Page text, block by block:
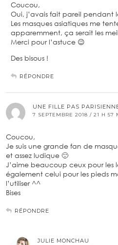
Coucou,
Oui, j’avais fait pareil pendant
Les masques asiatiques me
apparemment, ça serait les
Merci pour l’astuce 😉
Des bisous !
RÉPONDRE
UNE FILLE PAS
7 SEPTEMBRE 2018 / 21 H 57
Coucou,
Je suis une grande fan de
et assez ludique 🙂
J’aime beaucoup ceux pour les
également celui pour les pieds
l’utiliser ^^
Bises
RÉPONDRE
JULIE MONCHAU